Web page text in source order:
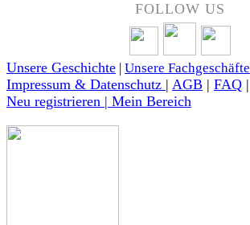
FOLLOW US
Unsere Geschichte | Unsere Fachgeschäfte
Impressum & Datenschutz | AGB | FAQ |
Neu registrieren | Mein Bereich